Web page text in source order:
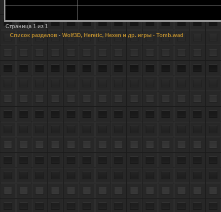
Страница 1из 1
Список разделов- Wolf3D, Heretic, Hexen и др. игры- Tomb.wad